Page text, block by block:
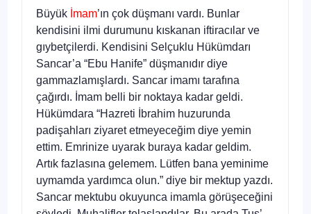
Büyük İmam’ın çok düşmanı vardı. Bunlar
kendisini ilmi durumunu kıskanan iftiracılar ve
gıybetçilerdi. Kendisini Selçuklu Hükümdarı
Sancar’a “Ebu Hanife” düşmanıdır diye
gammazlamışlardı. Sancar imamı tarafına
çağırdı. İmam belli bir noktaya kadar geldi.
Hükümdara “Hazreti İbrahim huzurunda
padişahları ziyaret etmeyeceğim diye yemin
ettim. Emrinize uyarak buraya kadar geldim.
Artık fazlasına gelemem. Lütfen bana yeminime
uymamda yardımca olun.” diye bir mektup yazdı.
Sancar mektubu okuyunca imamla görüşeceğini